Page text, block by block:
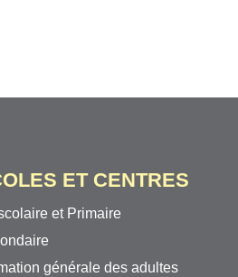
ET CENTRES
et Primaire
générale des adultes